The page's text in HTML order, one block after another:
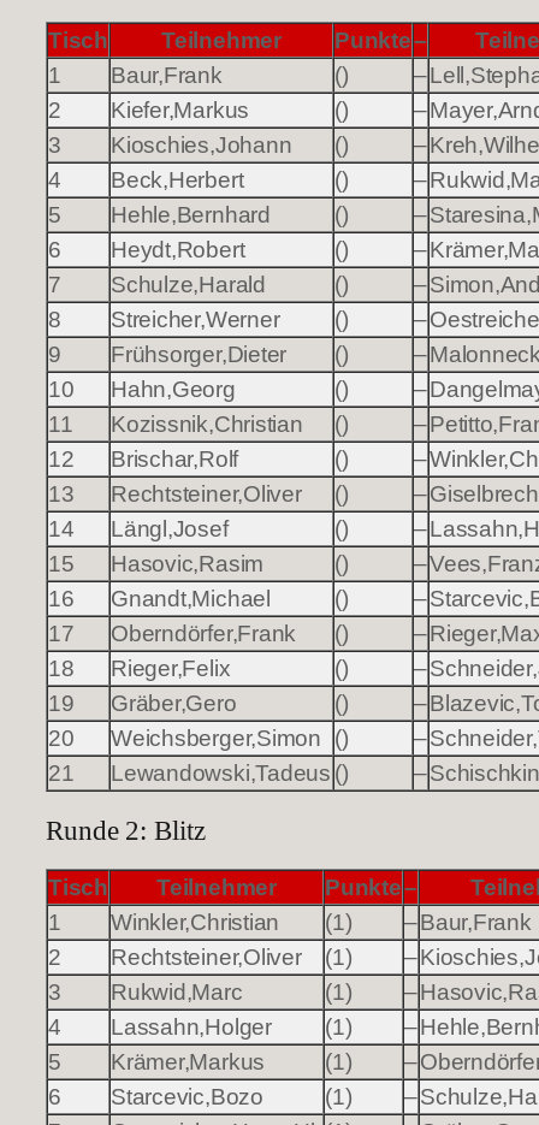
Tisch Teilnehmer Punkte–
1
Baur,Frank () –
2
Kiefer,Markus () –
3
Kioschies,Johann () –
4
Beck,Herbert () –
5
Hehle,Bernhard () –
6
Heydt,Robert () –
7
Schulze,Harald () –
8
Streicher,Werner () –
9
Frühsorger,Dieter () –
10
Hahn,Georg () –
11
Kozissnik,Christian () –
12
Brischar,Rolf () –
13
Rechtsteiner,Oliver () –
14
Längl,Josef () –
15
Hasovic,Rasim () –
16
Gnandt,Michael () –
17
Oberndörfer,Frank () –
18
Rieger,Felix () –
19
Gräber,Gero () –
20
Weichsberger,Simon () –
21
Lewandowski,Tadeus () –
Runde 2: Blitz
Tisch Teilnehmer Punkte–
1
Winkler,Christian (1) –Baur,Frank
2
Rechtsteiner,Oliver (1) –
3
Rukwid,Marc (1) –
4
Lassahn,Holger (1) –
5
Krämer,Markus (1) –
6
Starcevic,Bozo (1) –